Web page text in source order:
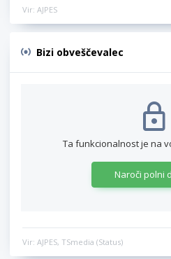
Vir: AJPES
Bizi obveščevalec
Ta funkcionalnost je na
Naroči polni
Vir: AJPES, TSmedia (Status)